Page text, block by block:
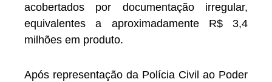
acobertados por documentação irregular,
equivalentes a aproximadamente R$ 3,4
milhões em produto.
Após representação da Polícia Civil ao Poder